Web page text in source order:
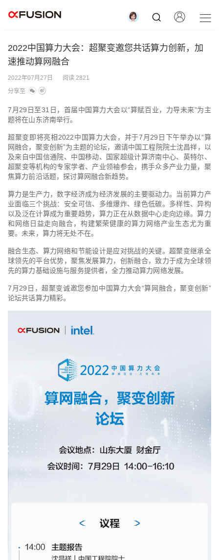
2022中国算力大会：超聚变邀您共话算力创新，加
速推动算网融合
2022年07月27日
阅读 2821
分享至
7月29日至31日，首届中国算力大会以“算赋百业，力导未来”为主
题将在山东济南举行。
超聚变即将亮相2022中国算力大会，并于7月29日下午举办以“算
网融合，聚变创新”为主题的论坛，邀请中国工程院院士沈昌祥，以
及来自中国信通院、中国移动、国家超级计算济南中心、英特尔、
超聚变等机构的专家学者、产业领袖参会，携手众多产业力量，聚
焦算力前沿话题，探讨算网融合新趋势。
算力是生产力，数字经济成为经济发展的主要驱动力。当前算力产
业面临三个挑战：安全可信、多维爆炸、绿色低碳。多样性、异构
以及泛在计算成为重要趋势，算力正在从数据中心走向边缘。算力
和网络日益走向融合，构建繁荣健康的算力网络产业生态尤为重
要。未来，算力将无处不在。
融合生态、算力网络和节能设计是应对挑战的关键。超聚变继承全
球领先的平台优势，聚焦发展算力，创新融合，致力于成为全球领
先的算力基础设施与服务提供者，全力推动算力网络发展。
7月29日，超聚变诚邀您参加中国算力大会“算网融合，聚变创新”
论坛共话算力精彩。